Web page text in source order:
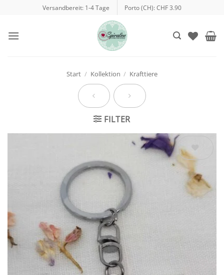
springen
Versandbereit: 1-4 Tage Porto (CH): CHF 3.90
Start / Kollektion / Krafttiere
FILTER
Auf die
Wunschliste